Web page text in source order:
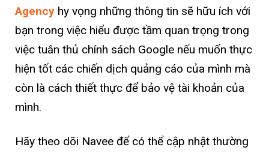
Agency hy vọng những thông tin sẽ hữu ích với
bạn trong việc hiểu được tầm quan trọng trong
việc tuân thủ chính sách Google nếu muốn thực
hiện tốt các chiến dịch quảng cáo của mình mà
còn là cách thiết thực để bảo vệ tài khoản của
mình.
Hãy theo dõi Navee để có thể cập nhật thường